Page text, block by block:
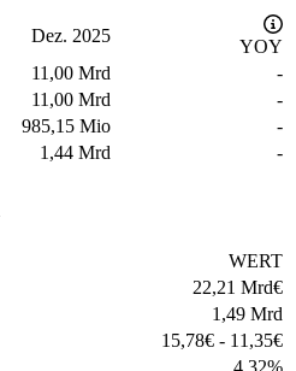
Dez. 2025
YOY
11,00 Mrd
-
11,00 Mrd
-
985,15 Mio
-
1,44 Mrd -
WERT
22,21 Mrd€
1,49 Mrd
15,78€ - 11,35€
4,32%